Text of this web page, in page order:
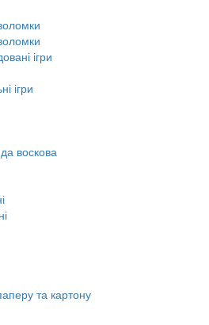
ігри
ігри
воскова
та картону